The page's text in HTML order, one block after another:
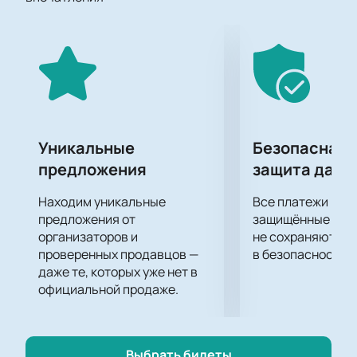
противостояние. У вас есть уникальная
трибун ледовой арены поддержать своих
фаворитов.
Какой получится эта игра, вы узнаете, купив билеты
на матч Сочи - Сибирь на нашем сайте. Поддержите
Уникальные
предложения
Находим уникальные
предложения от
организаторов и
проверенных продавцов —
даже те, которых уже нет в
официальной продаже.
Безопасная
защита
Все платежи
защищённые
не сохраняются
в безопасности.